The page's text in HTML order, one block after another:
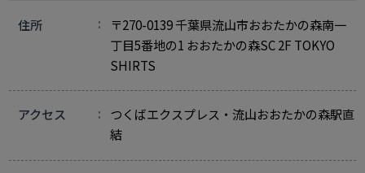
住所
〒270-0139 千葉県流山市おおたかの森南一
丁目5番地の1 おおたかの森SC 2F TOKYO
SHIRTS
アクセス
つくばエクスプレス・流山おおたかの森駅直
結